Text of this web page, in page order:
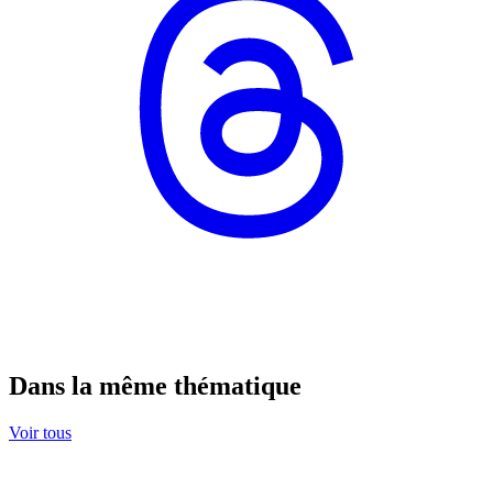
Dans la même thématique
Voir tous